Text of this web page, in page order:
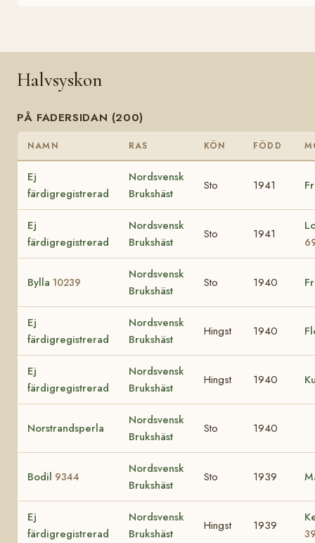
Halvsyskon
PÅ FADERSIDAN (200)
NAMN RAS KÖN FÖDD
Ej
färdigregistrerad
Nordsvensk
Brukshäst
Sto 1941
Ej
färdigregistrerad
Nordsvensk
Brukshäst
Sto 1941
Bylla 10239
Nordsvensk
Brukshäst
Sto 1940
Ej
färdigregistrerad
Nordsvensk
Brukshäst
Hingst 1940
Ej
färdigregistrerad
Nordsvensk
Brukshäst
Hingst 1940
Norstrandsperla
Nordsvensk
Brukshäst
Sto 1940
Bodil 9344
Nordsvensk
Brukshäst
Sto 1939
Ej
färdigregistrerad
Nordsvensk
Brukshäst
Hingst 1939